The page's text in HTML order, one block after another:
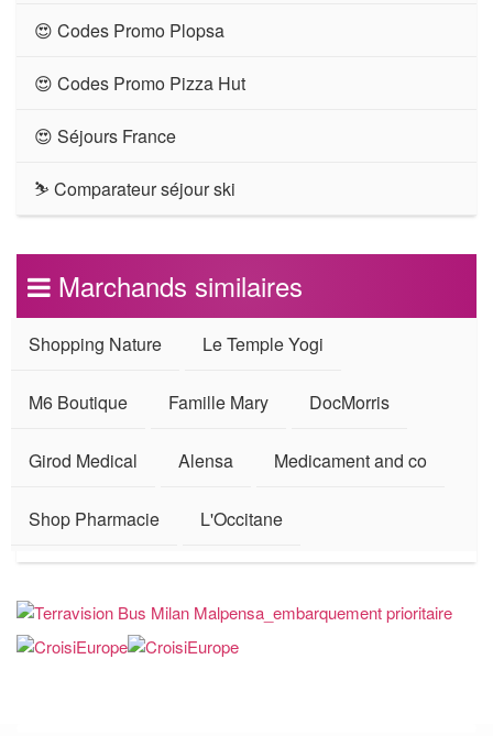
😍 Codes Promo Plopsa
😍 Codes Promo Pizza Hut
😍 Séjours France
⛷ Comparateur séjour ski
Marchands similaires
Shopping Nature Le Temple Yogi
M6 Boutique Famille Mary DocMorris
Girod Medical Alensa Medicament and co
Shop Pharmacie L'Occitane